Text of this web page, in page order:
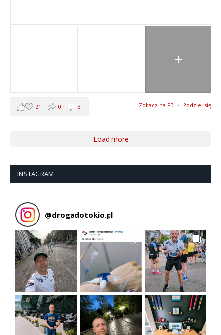
+
Zobacz na FB · Podziel się
21 0 3
Load more
INSTAGRAM
@drogadotokio.pl